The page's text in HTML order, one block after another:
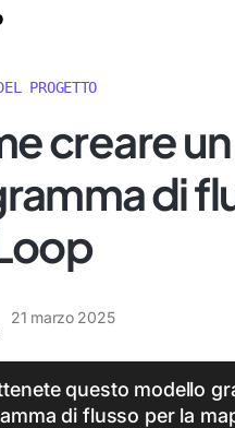
PROGETTO
creare un
di
21 marzo 2025
questo modello
di flusso per la